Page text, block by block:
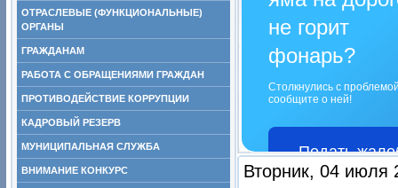
ОТРАСЛЕВЫЕ (ФУНКЦИОНАЛЬНЫЕ)
ОРГАНЫ
ГРАЖДАНАМ
РАБОТА С ОБРАЩЕНИЯМИ ГРАЖДАН
ПРОТИВОДЕЙСТВИЕ КОРРУПЦИИ
КАДРОВЫЙ РЕЗЕРВ
МУНИЦИПАЛЬНАЯ СЛУЖБА
ВНИМАНИЕ КОНКУРС
не горит
фонарь?
Столкнулись с
сообщите о ней!
Подать
Вторник, 04 июля